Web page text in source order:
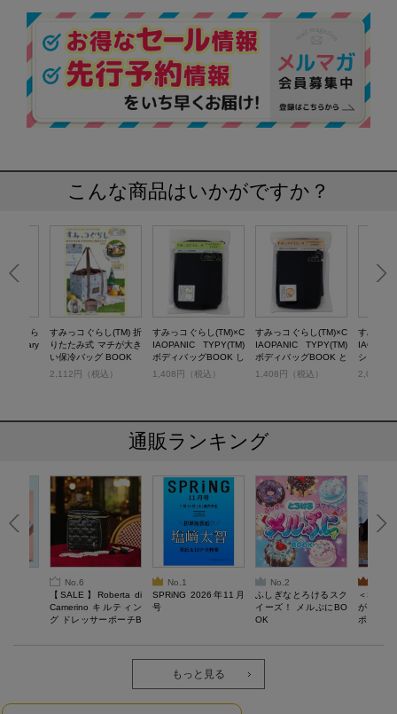
こんな商品はいかがですか？
コぐら
すみっコぐらし(TM) 折
りたたみ式 マチが大き
い保冷バッグ BOOK
2,112円（税込）
すみっコぐらし(TM)×C
IAOPANIC TYPY(TM)
ボディバッグBOOK し
ろくま＆ぺんぎん？ ve
1,408円（税込）
すみっコぐらし(TM)×C
IAOPANIC TYPY(TM)
ボディバッグBOOK と
んかつ＆えびふらいの
1,408円（税込）
すみっコ
ショルダ
K2,035円
通販ランキング
No.6
【SALE】Roberta di
Camerino キルティン
グ ドレッサーポーチB
No.1
SPRiNG 2026年11月
号
No.2
ふしぎなとろけるスク
イーズ！ メルぷにBO
OK
＜SALE
がある
ポーチ
もっと見る